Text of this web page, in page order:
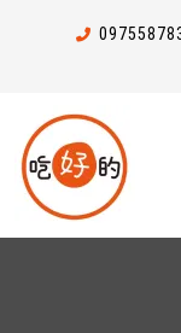
0975587